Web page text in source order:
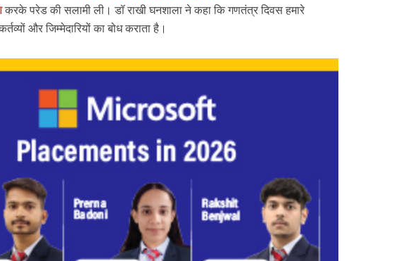
करके परेड की सलामी ली। डॉ राखी घनशाला ने कहा कि गणतंत्र दिवस हमारे
और जिम्मेदारियों का बोध कराता है।